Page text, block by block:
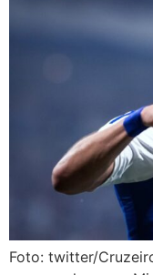
Foto: twitter/